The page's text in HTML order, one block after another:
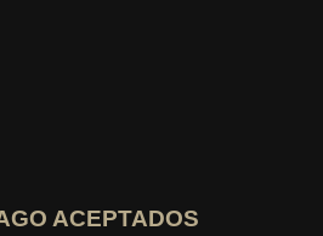
ACEPTADOS